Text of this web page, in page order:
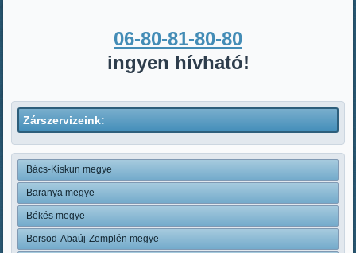
06-80-81-80-80
ingyen hívható!
Zárszervizeink:
Bács-Kiskun megye
Baranya megye
Békés megye
Borsod-Abaúj-Zemplén megye